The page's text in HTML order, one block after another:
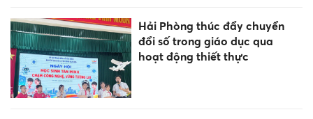
Hải Phòng thúc đẩy chuyển
đổi số trong giáo dục qua
hoạt động thiết thực